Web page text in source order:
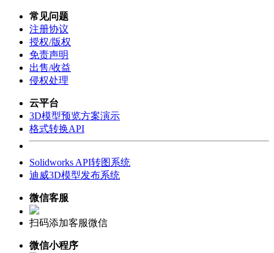
常见问题
注册协议
授权/版权
免责声明
出售/收益
侵权处理
云平台
3D模型预览方案演示
格式转换API
Solidworks API转图系统
迪威3D模型发布系统
微信客服
扫码添加客服微信
微信小程序